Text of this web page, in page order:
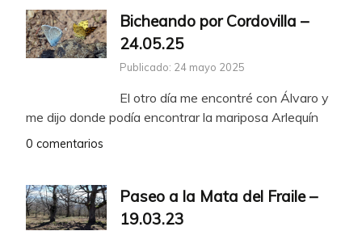
Bicheando por Cordovilla –
24.05.25
Publicado: 24 mayo 2025
El otro día me encontré con Álvaro y
me dijo donde podía encontrar la mariposa Arlequín
0 comentarios
Paseo a la Mata del Fraile –
19.03.23